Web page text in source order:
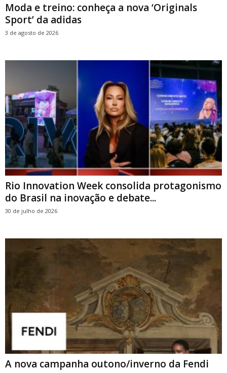
Moda e treino: conheça a nova ‘Originals
Sport’ da adidas
3 de agosto de 2026
Rio Innovation Week consolida protagonismo
do Brasil na inovação e debate...
30 de julho de 2026
A nova campanha outono/inverno da Fendi